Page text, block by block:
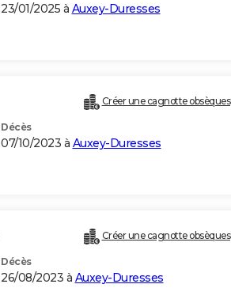
23/01/2025 à Auxey-Duresses
Créer une cagnotte obsèques
Décès
07/10/2023 à Auxey-Duresses
Créer une cagnotte obsèques
Décès
26/08/2023 à Auxey-Duresses